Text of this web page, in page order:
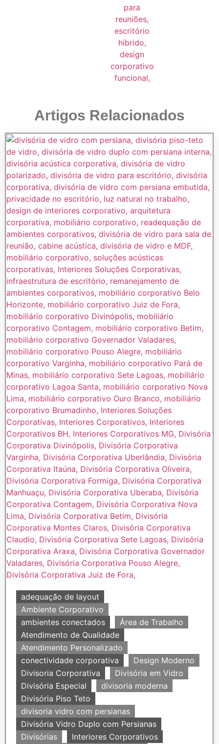
Artigos Relacionados
adequação de layout
Ambiente Corporativo
ambientes conectados
Área de Trabalho
Atendimento de Qualidade
Atendimento Personalizado
conectividade corporativa
Design Moderno
Divisoria Corporativa
Divisória em Vidro
Divisória Especial
divisoria moderna
Divisória Piso Teto
divisoria vidro com persianas
Divisória Vidro Duplo com Persianas
Divisórias
Interiores Corporativos